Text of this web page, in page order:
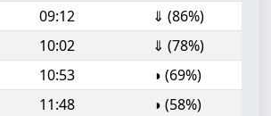
09:12
⇓ (86%)
10:02
⇓ (78%)
10:53
◑ (69%)
11:48
◑ (58%)